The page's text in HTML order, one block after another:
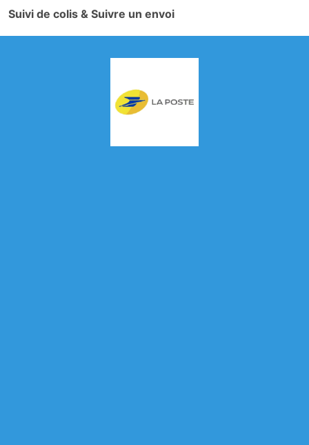
Suivi de colis & Suivre un envoi